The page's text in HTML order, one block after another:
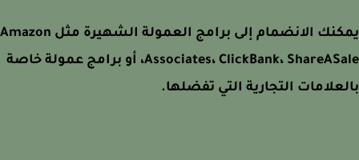
يمكنك الانضمام إلى برامج العمولة الشهيرة مثل Amazon
Associates، ClickBank، ShareASale، أو برامج عمولة خاصة
التجارية التي تفضلها.